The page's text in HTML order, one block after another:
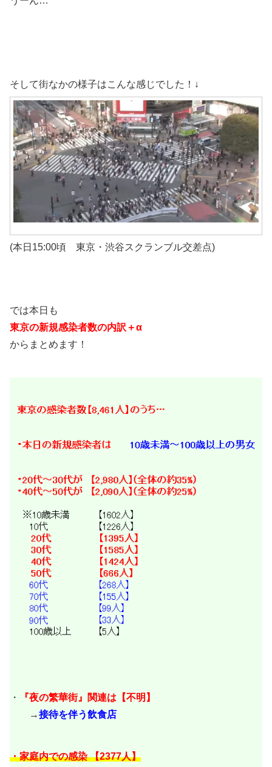
そして街なかの様子はこんな感じでした！↓
(本日15:00頃 東京・渋谷スクランブル交差点)
では本日も
東京の新規感染者数の内訳＋α
からまとめます！
・ 『夜の繁華街』関連は【不明 】
→接待を伴う飲食店
・家庭内での感染 【2377人】